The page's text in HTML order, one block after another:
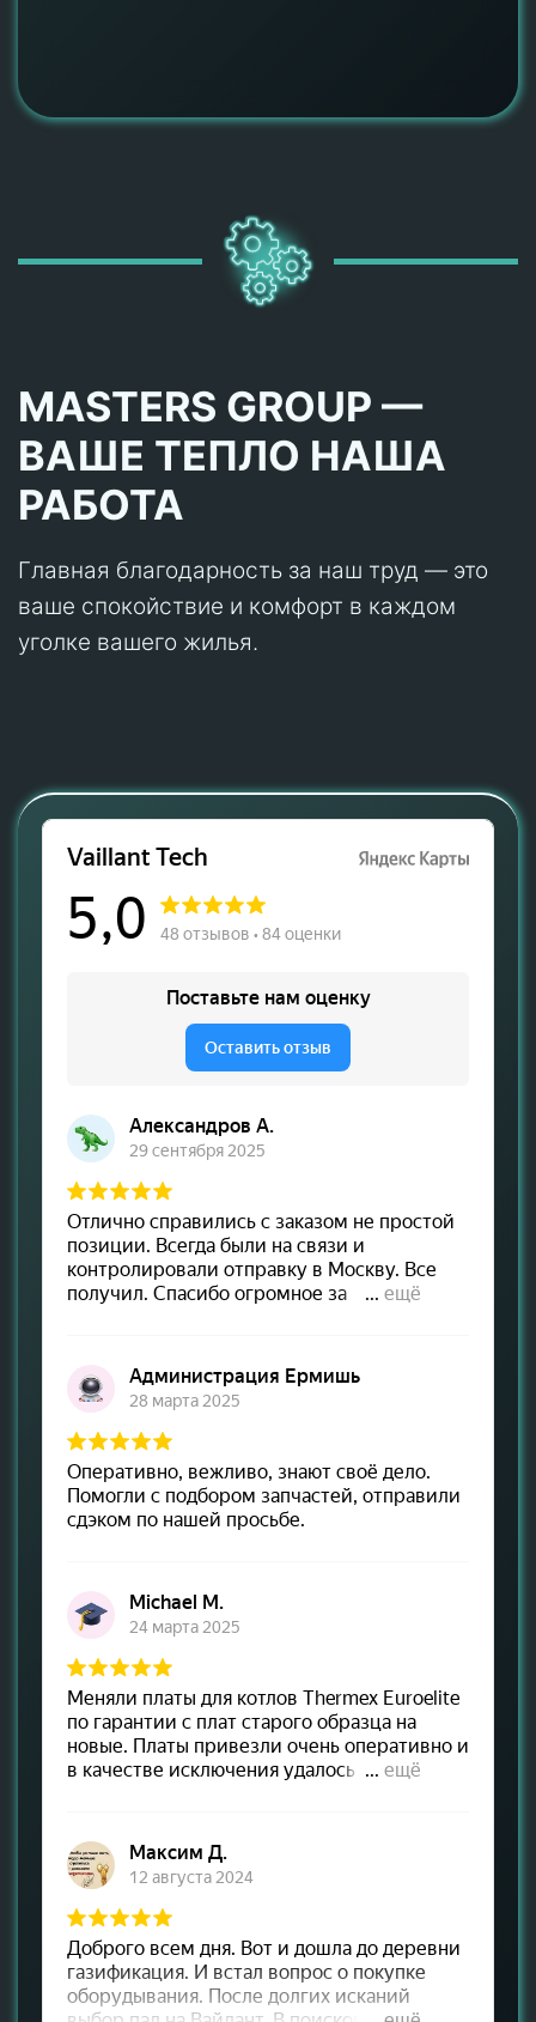
MASTERS GROUP —
ВАШЕ ТЕПЛО НАША
РАБОТА
Главная благодарность за наш труд — это
ваше спокойствие и комфорт в каждом
уголке вашего жилья.